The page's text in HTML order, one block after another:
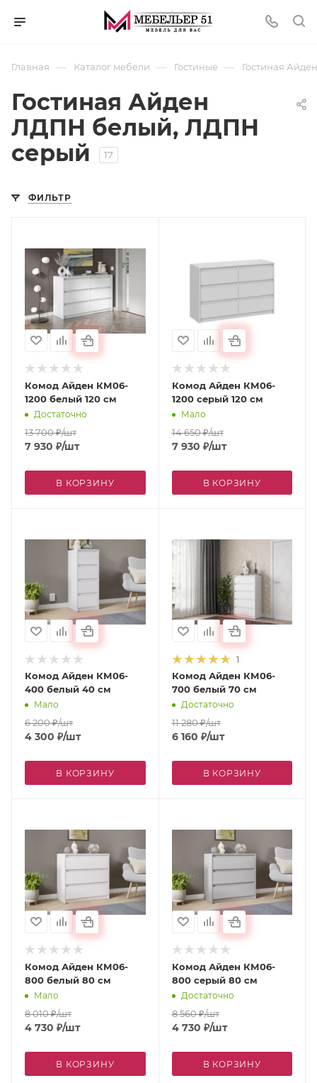
Главная — Каталог мебели — Гостиные — Гостиная
Гостиная Айден
ЛДПН белый, ЛДПН
серый
17
ФИЛЬТР
Комод Айден КМ06-
1200 белый 120 см
Достаточно
13 700₽/шт
7 930 ₽/шт
В КОРЗИНУ
Комод Айден КМ06-
1200 серый 120 см
Мало
14 650₽/шт
7 930 ₽/шт
В КОРЗИНУ
Комод Айден КМ06-
400 белый 40 см
Мало
6 200₽/шт
4 300 ₽/шт
В КОРЗИНУ
1
Комод Айден КМ06-
700 белый 70 см
Достаточно
11 280₽/шт
6 160 ₽/шт
В КОРЗИНУ
Комод Айден КМ06-
800 белый 80 см
Мало
8 010₽/шт
4 730 ₽/шт
В КОРЗИНУ
Комод Айден КМ06-
800 серый 80 см
Достаточно
8 560₽/шт
4 730 ₽/шт
В КОРЗИНУ